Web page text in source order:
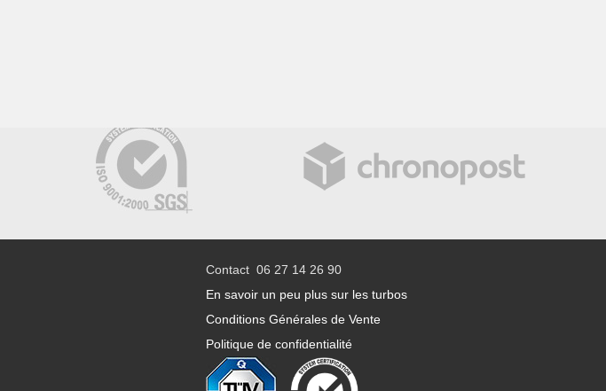
Contact 06 27 14 26 90
En savoir un peu plus sur les turbos
Conditions Générales de Vente
Politique de confidentialité